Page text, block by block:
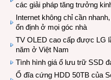
các giải pháp tăng trưởng
Internet không chỉ cần
ổn định ở mọi góc nhà
TV OLED cao cấp được LG
năm ở Việt Nam
Tình hình giá ổ lưu trữ SSD
Ổ đĩa cứng HDD 50TB của